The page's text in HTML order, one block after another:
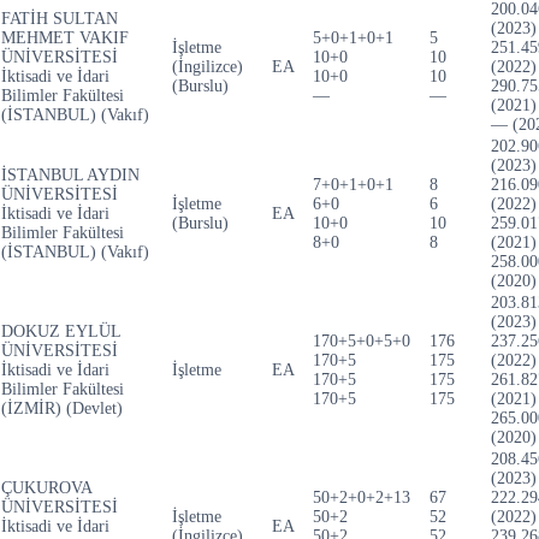
FATİH SULTAN
MEHMET VAKIF
ÜNİVERSİTESİ
İktisadi ve İdari
Bilimler Fakültesi
(İSTANBUL) (Vakıf)
İşletme
(İngilizce)
(Burslu)
EA
5+0+1+0+1
10+0
10+0
—
5
10
10
—
(2023)
(2022)
(2021)
—
İSTANBUL AYDIN
ÜNİVERSİTESİ
İktisadi ve İdari
Bilimler Fakültesi
(İSTANBUL) (Vakıf)
İşletme
(Burslu)
EA
7+0+1+0+1
6+0
10+0
8+0
8
6
10
8
(2023)
(2022)
(2021)
(2020)
DOKUZ EYLÜL
ÜNİVERSİTESİ
İktisadi ve İdari
Bilimler Fakültesi
(İZMİR) (Devlet)
İşletme EA
170+5+0+5+0
170+5
170+5
170+5
176
175
175
175
(2023)
(2022)
(2021)
(2020)
ÇUKUROVA
ÜNİVERSİTESİ
İktisadi ve İdari
İşletme
EA
50+2+0+2+13
50+2
67
52
(2023)
(2022)